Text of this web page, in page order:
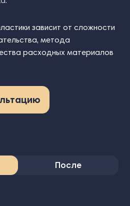
зависит от сложности
метода
расходных материалов
После